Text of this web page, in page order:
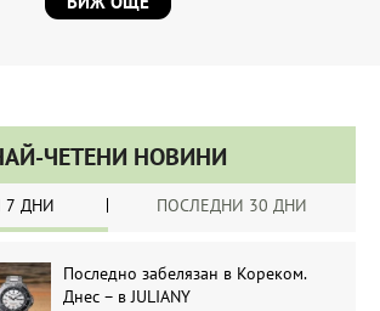
ЧЕТЕНИ НОВИНИ
7 ДНИ ПОСЛЕДНИ 30 ДНИ
Последно забелязан в Кореком.
Днес – в JULIANY